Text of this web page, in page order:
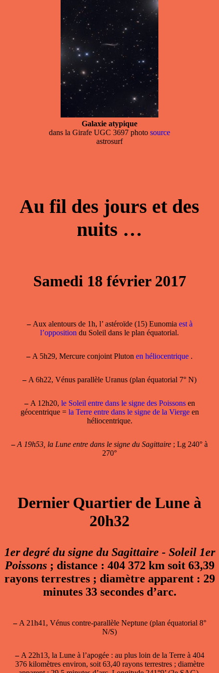
Galaxie atypique
dans la Girafe UGC 3697 photo source
astrosurf
Au fil des jours et des
nuits …
Samedi 18 février 2017
–Aux alentours de 1h, l’ astéroïde (15) Eunomia est à
l’opposition du Soleil dans le plan équatorial.
–A 5h29, Mercure conjoint Pluton en héliocentrique .
–A 6h22, Vénus parallèle Uranus (plan équatorial 7° N)
–A 12h20, le Soleil entre dans le signe des Poissons en
géocentrique = la Terre entre dans le signe de la Viergeen
héliocentrique.
– A 19h53, la Lune entre dans le signe du Sagittaire ; Lg 240° à
270°
Dernier Quartier de Lune à
20h32
1er degré du signe du Sagittaire - Soleil 1er
Poissons; distance : 404 372 km soit 63,39
rayons terrestres ; diamètre apparent : 29
minutes 33 secondes d’arc.
–A 21h41, Vénus contre-parallèle Neptune (plan équatorial 8°
N/S)
–A 22h13, la Lune à l’apogée: au plus loin de la Terre à 404
376 kilomètres environ, soit 63,40 rayons terrestres ; diamètre